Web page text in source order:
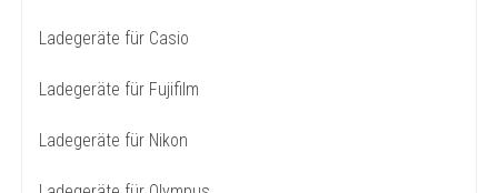
Ladegeräte für Casio
Ladegeräte für Fujifilm
Ladegeräte für Nikon